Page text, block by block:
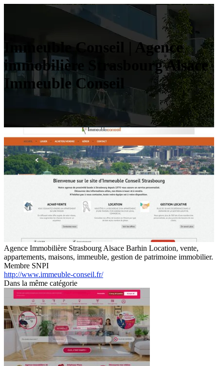
Immeuble Conseil | Agence
immobilière Strasbourg Alsace
Immeuble Conseil
Agence Immobilière Strasbourg Alsace Barhin Location, vente,
appartements, maisons, immeuble, gestion de patrimoine immobilier.
Membre SNPI
http://www.immeuble-conseil.fr/
Dans la même catégorie